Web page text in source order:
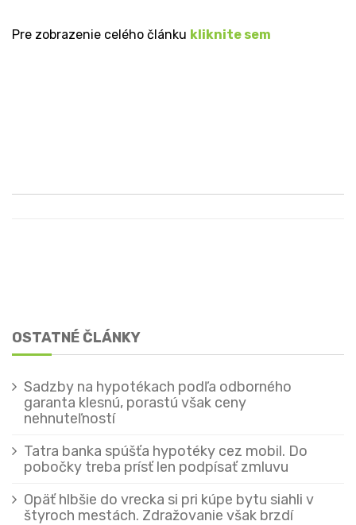
Pre zobrazenie celého článku kliknite sem
OSTATNÉ ČLÁNKY
Sadzby na hypotékach podľa odborného
garanta klesnú, porastú však ceny
nehnuteľností
Tatra banka spúšťa hypotéky cez mobil. Do
pobočky treba prísť len podpísať zmluvu
Opäť hlbšie do vrecka si pri kúpe bytu siahli v
štyroch mestách. Zdražovanie však brzdí